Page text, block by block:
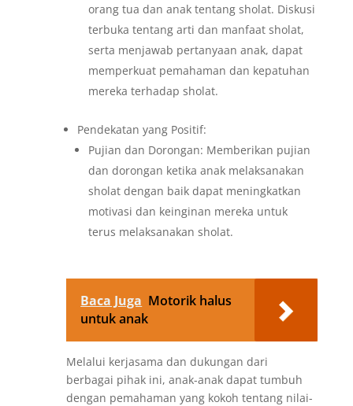
orang tua dan anak tentang sholat. Diskusi
terbuka tentang arti dan manfaat sholat,
serta menjawab pertanyaan anak, dapat
memperkuat pemahaman dan kepatuhan
mereka terhadap sholat.
Pendekatan yang Positif:
Pujian dan Dorongan: Memberikan pujian
dan dorongan ketika anak melaksanakan
sholat dengan baik dapat meningkatkan
motivasi dan keinginan mereka untuk
terus melaksanakan sholat.
Baca Juga Motorik halus
untuk anak
Melalui kerjasama dan dukungan dari
berbagai pihak ini, anak-anak dapat tumbuh
dengan pemahaman yang kokoh tentang nilai-